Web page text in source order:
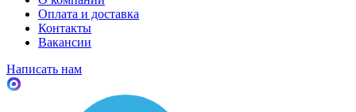
Оплата и доставка
Контакты
Вакансии
Написать нам